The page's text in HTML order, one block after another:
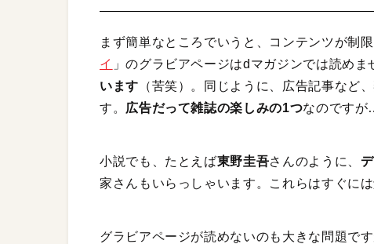
まず簡単なところでいうと、コンテンツが制
イ 」のグラビアページはdマガジンでは読めま
います （苦笑）。同じように、広告記事など
す。 広告だって雑誌の楽しみの1つなのですが
小説でも、たとえば東野圭吾さんのように、
家さんもいらっしゃいます。これらはすぐに
グラビアページが読めないのも大きな問題で